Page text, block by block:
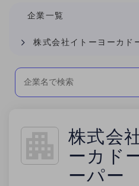
企業一覧
株式会社イトーヨーカド
株式会
ーカド
ーパー